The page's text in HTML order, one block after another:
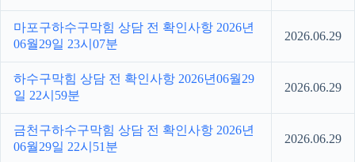
마포구하수구막힘 상담 전 확인사항 2026년
06월29일 23시07분
2026.06.29
하수구막힘 상담 전 확인사항 2026년06월29
일 22시59분
2026.06.29
금천구하수구막힘 상담 전 확인사항 2026년
06월29일 22시51분
2026.06.29